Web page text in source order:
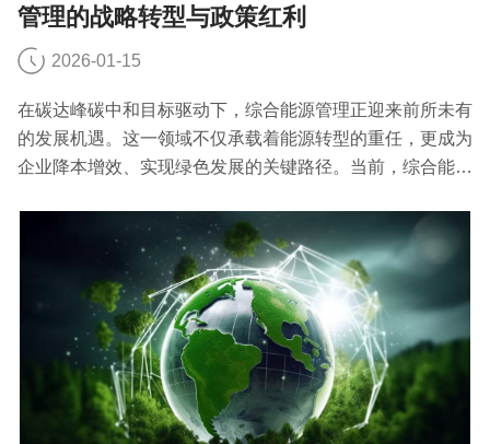
管理的战略转型与政策红利
2026-01-15
在碳达峰碳中和目标驱动下，综合能源管理正迎来前所未有
的发展机遇。这一领域不仅承载着能源转型的重任，更成为
企业降本增效、实现绿色发展的关键路径。当前，综合能源
大，为行业发展注入强劲动力。下面就跟2026中国供热展
小编一起了解下吧。